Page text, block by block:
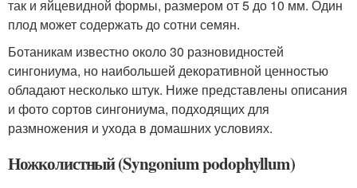
так и яйцевидной формы, размером от 5 до 10 мм. Один
плод может содержать до сотни семян.
Ботаникам известно около 30 разновидностей
сингониума, но наибольшей декоративной ценностью
обладают несколько штук. Ниже представлены описания
и фото сортов сингониума, подходящих для
размножения и ухода в домашних условиях.
Ножколистный (Syngonium podophyllum)